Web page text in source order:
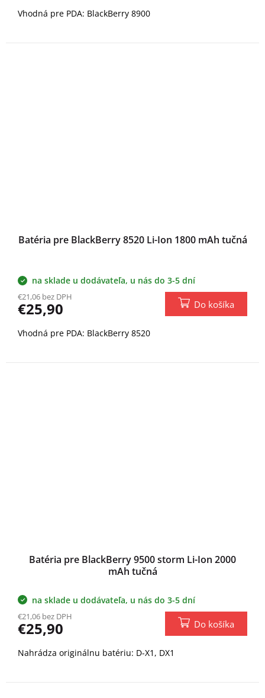
Vhodná pre PDA: BlackBerry 8900
Batéria pre BlackBerry 8520 Li-Ion 1800 mAh tučná
na sklade u dodávateľa, u nás do 3-5 dní
€21,06 bez DPH
€25,90 Do košíka
Vhodná pre PDA: BlackBerry 8520
Batéria pre BlackBerry 9500 storm Li-Ion 2000
mAh tučná
na sklade u dodávateľa, u nás do 3-5 dní
€21,06 bez DPH
€25,90 Do košíka
Nahrádza originálnu batériu: D-X1, DX1